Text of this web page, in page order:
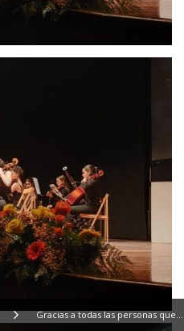
Gracias a todas las personas que hicistéis posible esta Gala